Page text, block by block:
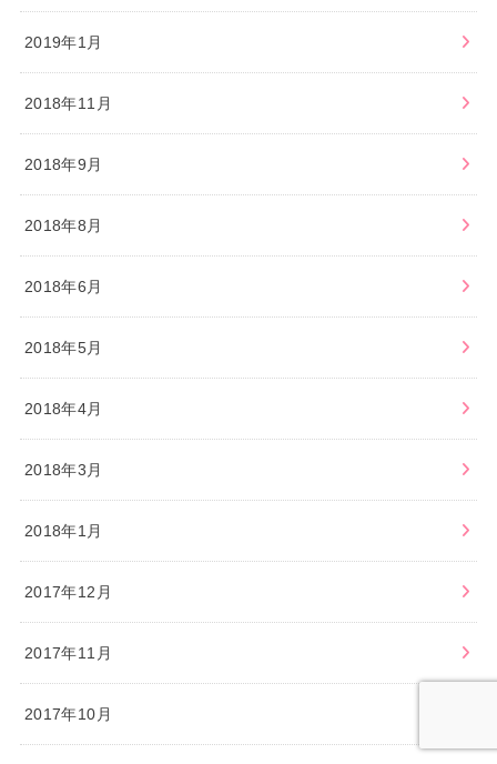
2019年1月
2018年11月
2018年9月
2018年8月
2018年6月
2018年5月
2018年4月
2018年3月
2018年1月
2017年12月
2017年11月
2017年10月